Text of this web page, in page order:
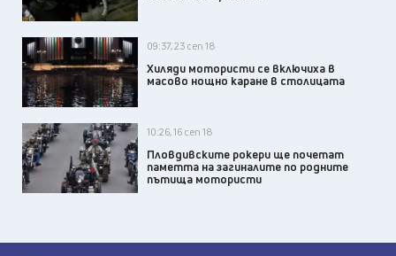
09:37, 23 сеп 18
Хиляди мотористи се включиха в
масово нощно каране в столицата
10:26, 16 сеп 18
Пловдивските рокери ще почетат
паметта на загиналите по родните
пътища мотористи